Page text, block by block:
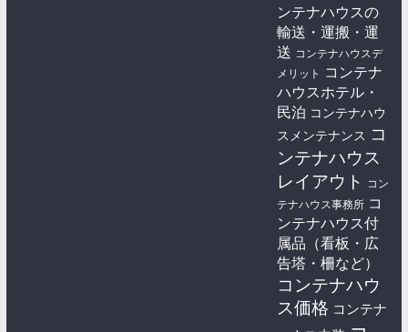
ンテナハウスの
輸送・運搬・運
送 コンテナハウスデ
メリット コンテナ
ハウスホテル・
民泊 コンテナハウ
スメンテナンス コ
ンテナハウス
レイアウト コン
テナハウス事務所 コ
ンテナハウス付
属品（看板・広
告塔・柵など）
コンテナハウ
ス価格 コンテナ